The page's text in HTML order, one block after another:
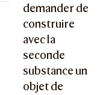
demander de
construire
avec la
seconde
substance un
objet de